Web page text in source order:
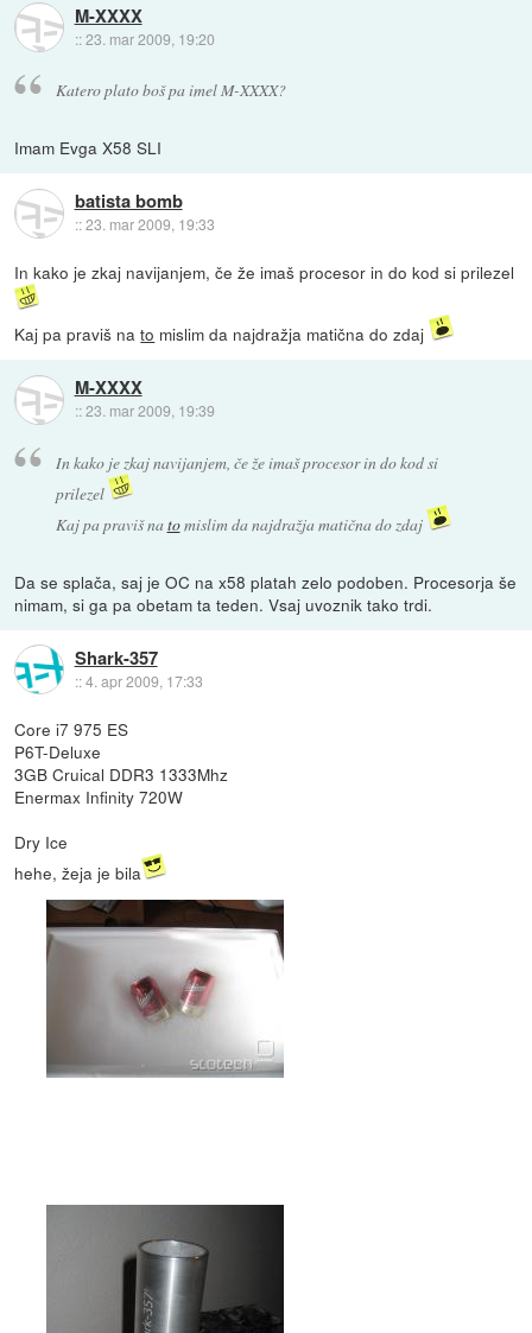
M-XXXX
::23. mar 2009, 19:20
Katero plato boš pa imel M-XXXX?
Imam Evga X58 SLI
batista bomb
::23. mar 2009, 19:33
In kako je zkaj navijanjem, če že imaš procesor in do kod si prilezel
Kaj pa praviš nato mislim da najdražja matična do zdaj
M-XXXX
::23. mar 2009, 19:39
In kako je zkaj navijanjem, če že imaš procesor in do kod si
prilezel
Kaj pa praviš natomislim da najdražja matična do zdaj
Da se splača, saj je OC na x58 platah zelo podoben. Procesorja še
nimam, si ga pa obetam ta teden. Vsaj uvoznik tako trdi.
Shark-357
::4. apr 2009, 17:33
Core i7 975 ES
P6T-Deluxe
3GB Cruical DDR3 1333Mhz
Enermax Infinity 720W
Dry Ice
hehe, žeja je bila